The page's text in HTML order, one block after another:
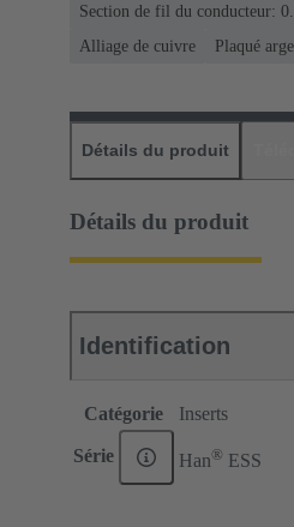
Section de fil du conducteur:
Alliage de cuivre
Plaqué
Détails du produit
Détails du produit
Identification
Catégorie Inserts
Série Han® ESS